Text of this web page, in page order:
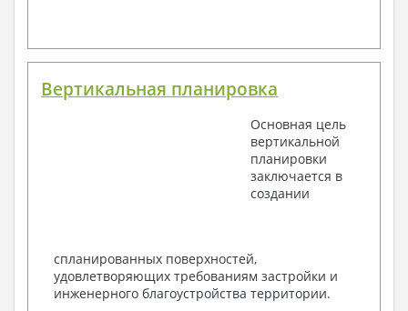
Вертикальная планировка
Основная цель
вертикальной
планировки
заключается в
создании
спланированных поверхностей,
удовлетворяющих требованиям застройки и
инженерного благоустройства территории.